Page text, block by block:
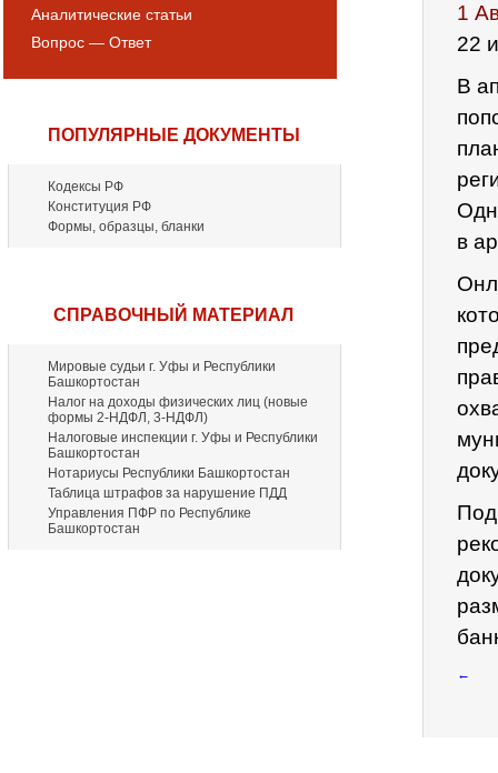
Аналитические статьи
Вопрос — Ответ
ПОПУЛЯРНЫЕ ДОКУМЕНТЫ
Кодексы РФ
Конституция РФ
Формы, образцы, бланки
СПРАВОЧНЫЙ МАТЕРИАЛ
Мировые судьи г. Уфы и Республики
Башкортостан
Налог на доходы физических лиц (новые
формы 2-НДФЛ, 3-НДФЛ)
Налоговые инспекции г. Уфы и Республики
Башкортостан
Нотариусы Республики Башкортостан
Таблица штрафов за нарушение ПДД
Управления ПФР по Республике
Башкортостан
1
22
В
в
←